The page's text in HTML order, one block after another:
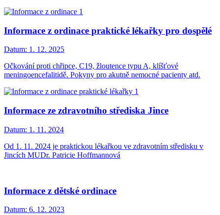
Informace z ordinace praktické lékařky pro dospělé
Datum: 1. 12. 2025
Očkování proti chřipce, C19, žloutence typu A, klíšťové
meningoencefalitidě. Pokyny pro akutně nemocné pacienty atd.
Informace ze zdravotního střediska Jince
Datum: 1. 11. 2024
Od 1. 11. 2024 je praktickou lékařkou ve zdravotním středisku v
Jincích MUDr. Patricie Hoffmannová
Informace z dětské ordinace
Datum: 6. 12. 2023